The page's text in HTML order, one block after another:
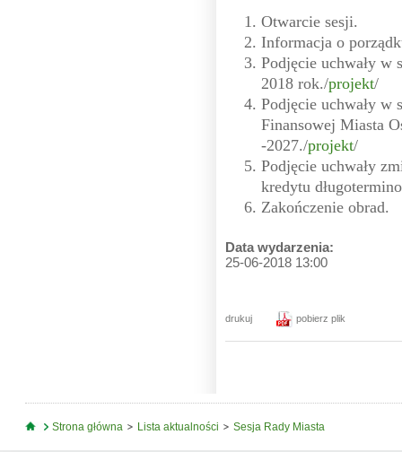
Otwarcie sesji.
Informacja o
Podjęcie uchwały w
2018 rok./projekt/
Podjęcie uchwały w
Finansowej Miasta
-2027./projekt/
Podjęcie uchwały
kredytu
Zakończenie obrad.
Data wydarzenia:
25-06-2018 13:00
drukuj pobierz plik
Jesteś tutaj
Strona główna Lista aktualności Sesja Rady Miasta